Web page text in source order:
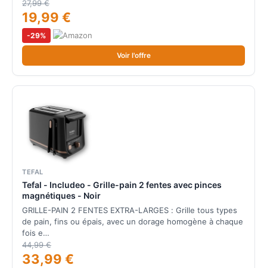
27,99 €
19,99 €
-29%
Voir l'offre
TEFAL
Tefal - Includeo - Grille-pain 2 fentes avec pinces
magnétiques - Noir
GRILLE-PAIN 2 FENTES EXTRA-LARGES : Grille tous types
de pain, fins ou épais, avec un dorage homogène à chaque
fois e…
44,99 €
33,99 €